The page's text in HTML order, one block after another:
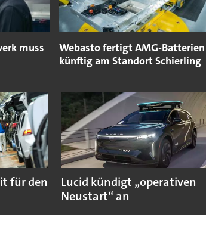
muss
Webasto fertigt AMG-Batterien
künftig am Standort Schierling
für den
Lucid kündigt „operativen
Neustart“ an